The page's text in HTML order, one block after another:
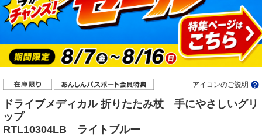
アイコンのご説明
ドライブメディカル 折りたたみ杖 手にやさしいグリ
ップ
RTL10304LB ライトブルー